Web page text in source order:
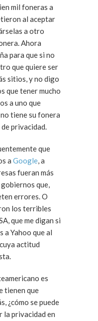
mil foneras a
al aceptar
a otro
Ahora
para que si no
que quiere ser
sitios, y no digo
que tener mucho
a uno que
tiene su fonera
de privacidad.
que
a Google, a
fueran más
que,
errores. O
los terribles
que me digan si
a Yahoo que al
actitud
es
tienen que
la privacidad en